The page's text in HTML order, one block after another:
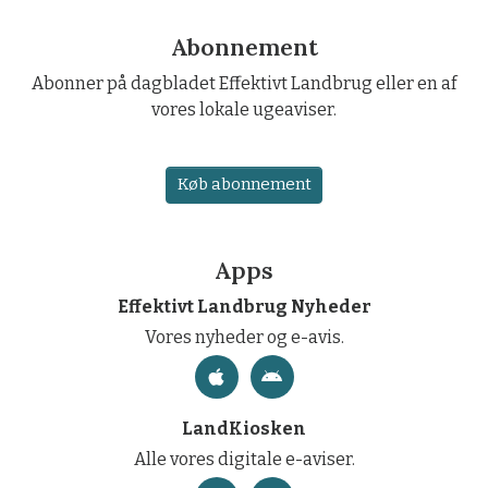
Abonnement
Abonner på dagbladet Effektivt Landbrug eller en af
vores lokale ugeaviser.
Køb abonnement
Apps
Effektivt Landbrug Nyheder
Vores nyheder og e-avis.
LandKiosken
Alle vores digitale e-aviser.